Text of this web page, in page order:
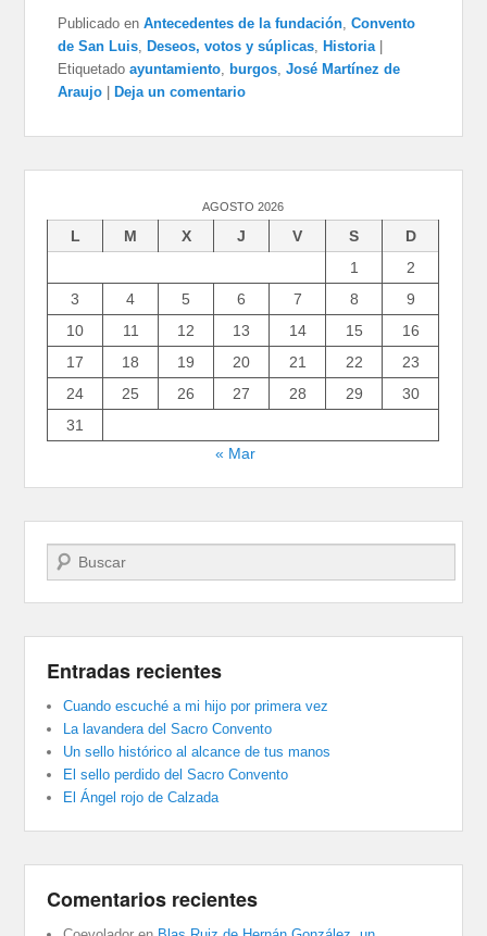
Publicado en Antecedentes de la fundación,Convento
de San Luis, Deseos, votos y súplicas, Historia
Etiquetado ayuntamiento, burgos,José Martínez de
Araujo
Deja un comentario
AGOSTO 2026
L M X J V S
D
1
2
3
4 5 6 7 8
9
10
11 12 13 14 15
16
17
18 19 20 21 22
23
24
25 26 27 28 29
30
31
« Mar
Buscar
Entradas recientes
Cuando escuché a mi hijo por primera vez
La lavandera del Sacro Convento
Un sello histórico al alcance de tus manos
El sello perdido del Sacro Convento
El Ángel rojo de Calzada
Comentarios recientes